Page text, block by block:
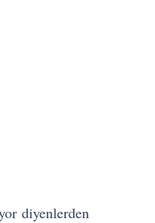
diyenlerden